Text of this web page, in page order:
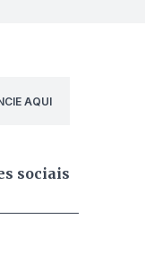
AQUI
sociais